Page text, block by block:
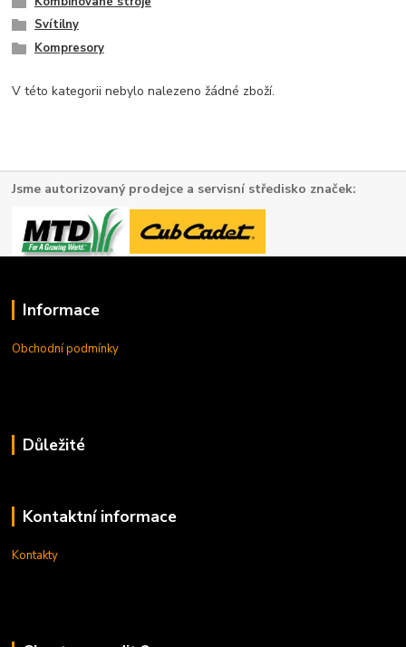
Svítilny
Kompresory
V této kategorii nebylo nalezeno žádné zboží.
Jsme autorizovaný prodejce a servisní středisko značek:
Informace
Obchodní podmínky
Důležité
Kontaktní informace
Kontakty